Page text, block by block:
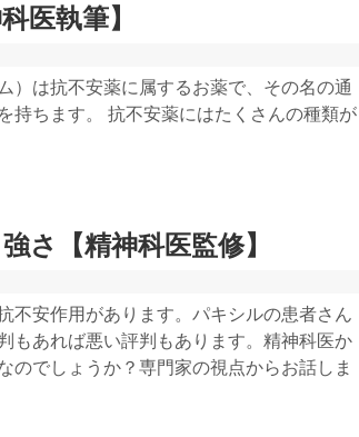
医執筆】
）は抗不安薬に属するお薬で、その名の通
持ちます。 抗不安薬にはたくさんの種類が
さ【精神科医監修】
不安作用があります。パキシルの患者さん
もあれば悪い評判もあります。精神科医か
のでしょうか？専門家の視点からお話しま